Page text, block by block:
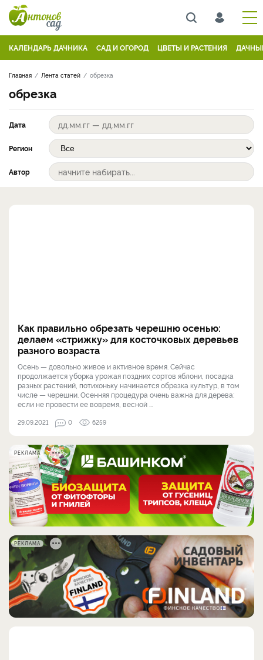
КАЛЕНДАРЬ ДАЧНИКА САД И ОГОРОД ЦВЕТЫ И РАСТЕНИЯ
Главная Лента статей обрезка
обрезка
Дата
Регион
Автор
Как правильно обрезать черешню осенью:
делаем «стрижку» для косточковых деревьев
разного возраста
Осень — довольно живое и активное время. Сейчас
продолжается уборка урожая поздних сортов яблони, посадка
разных растений, потихоньку начинается обрезка культур, в том
числе — черешни. Осенняя процедура очень важна для дерева:
если не провести ее вовремя, весной ...
29.09.2021 0 6259
РЕКЛАМА
РЕКЛАМА